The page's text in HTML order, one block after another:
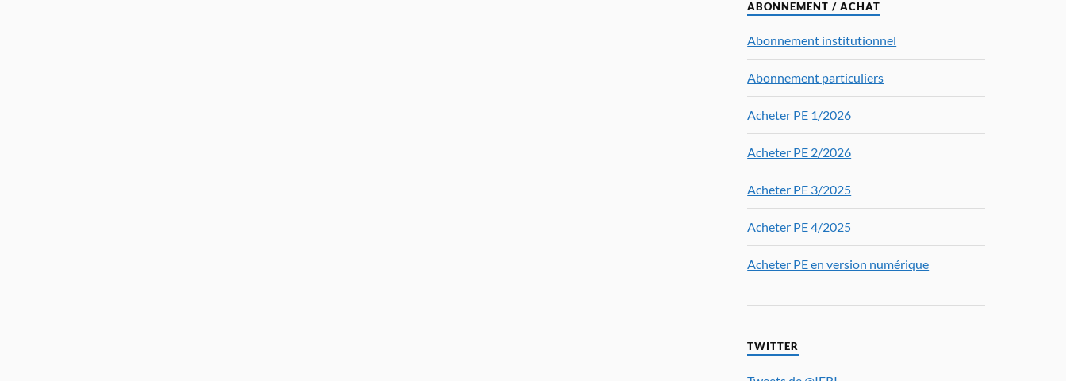
ABONNEMENT / ACHAT
Abonnement institutionnel
Abonnement particuliers
Acheter PE 1/2026
Acheter PE 2/2026
Acheter PE 3/2025
Acheter PE 4/2025
Acheter PE en version numérique
TWITTER